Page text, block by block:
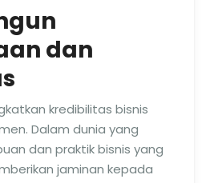
dan
kredibilitas bisnis
Dalam dunia yang
dan praktik bisnis yang
jaminan kepada